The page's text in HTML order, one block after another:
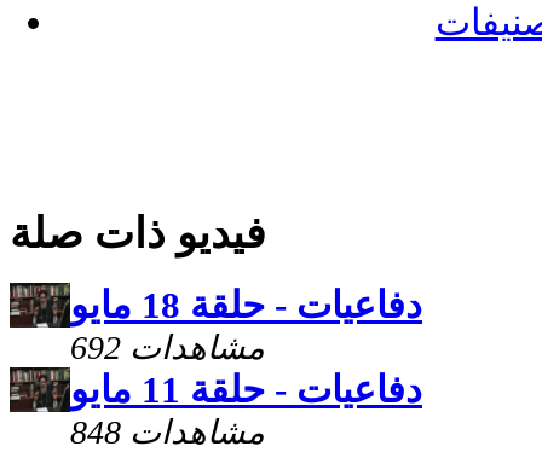
فيديو ذات صلة
دفاعيات - حلقة 18 مايو
692 مشاهدات
دفاعيات - حلقة 11 مايو
848 مشاهدات